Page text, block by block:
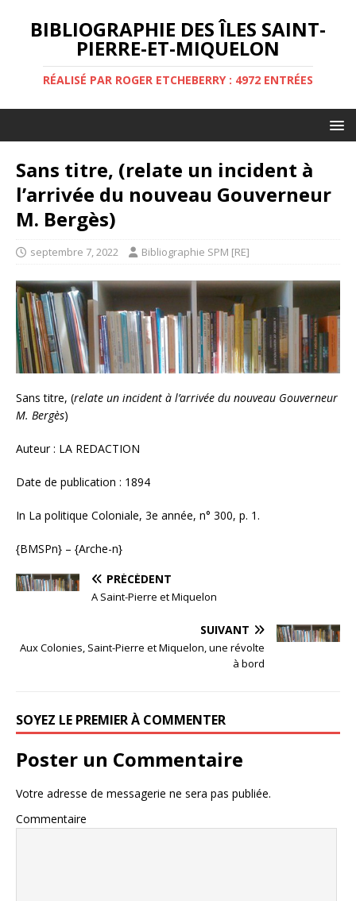
BIBLIOGRAPHIE DES ÎLES SAINT-
PIERRE-ET-MIQUELON
RÉALISÉ PAR ROGER ETCHEBERRY : 4972 ENTRÉES
Sans titre, (relate un incident à
l’arrivée du nouveau Gouverneur
M. Bergès)
septembre 7, 2022 Bibliographie SPM [RE]
Sans titre, (relate un incident à l’arrivée du nouveau Gouverneur
M. Bergès)
Auteur : LA REDACTION
Date de publication : 1894
In La politique Coloniale, 3e année, n° 300, p. 1.
{BMSPn} – {Arche-n}
PRÉCÉDENT
A Saint-Pierre et Miquelon
SUIVANT
Aux Colonies, Saint-Pierre et Miquelon, une révolte
à bord
SOYEZ LE PREMIER À COMMENTER
Poster un Commentaire
Votre adresse de messagerie ne sera pas publiée.
Commentaire